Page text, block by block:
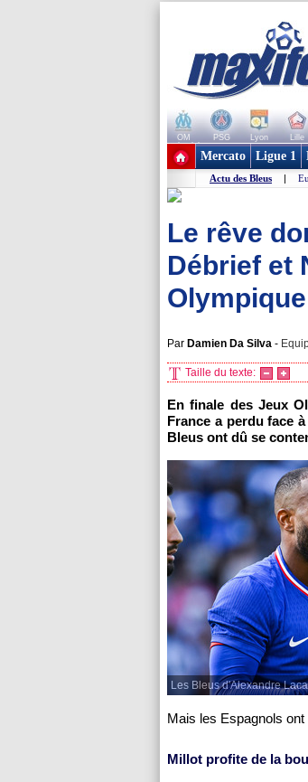
OM PSG Lyon Lille
+ de clubs
Mercato Ligue 1
Actu des Bleus |
Le rêve
Débrief et
Par Damien Da Silva -
Taille du texte:
En finale des Jeux
France a perdu face
Bleus ont dû se
Les Bleus d'Alexandre
Mais les Espagnols
Millot profite de la